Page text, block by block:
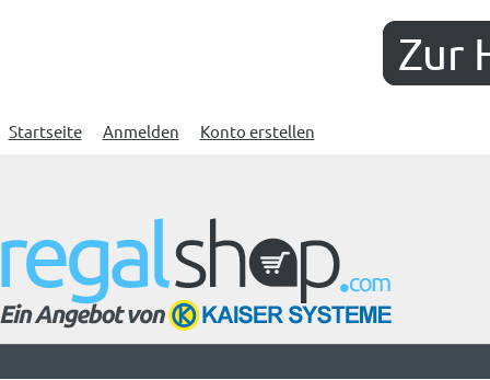
Zur
Startseite Anmelden Konto erstellen